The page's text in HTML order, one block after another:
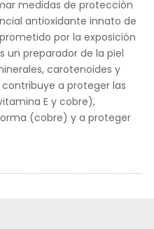
medidas de protección
antioxidante innato de
por la exposición
un preparador de la piel
carotenoides y
a proteger las
E y cobre),
(cobre) y a proteger